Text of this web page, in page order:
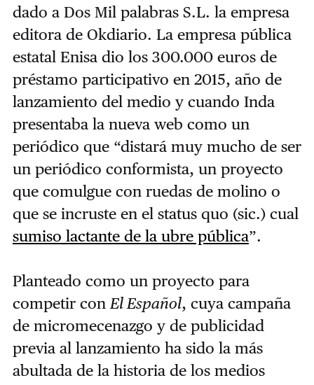
dado a Dos Mil palabras S.L. la empresa
editora de Okdiario. La empresa pública
estatal Enisa dio los 300.000 euros de
préstamo participativo en 2015, año de
lanzamiento del medio y cuando Inda
presentaba la nueva web como un
periódico que “distará muy mucho de ser
un periódico conformista, un proyecto
que comulgue con ruedas de molino o
que se incruste en el status quo (sic.) cual
sumiso lactante de la ubre pública”.
Planteado como un proyecto para
competir conEl Español, cuya campaña
de micromecenazgo y de publicidad
previa al lanzamiento ha sido la más
abultada de la historia de los medios